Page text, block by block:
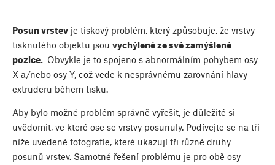
Posun vrstev je tiskový problém, který způsobuje, že vrstvy
tisknutého objektu jsou vychýlené ze své zamýšlené
pozice. Obvykle je to spojeno s abnormálním pohybem osy
X a/nebo osy Y, což vede k nesprávnému zarovnání hlavy
extruderu během tisku.
Aby bylo možné problém správně vyřešit, je důležité si
uvědomit, ve které ose se vrstvy posunuly. Podívejte se na tři
níže uvedené fotografie, které ukazují tři různé druhy
posunů vrstev. Samotné řešení problému je pro obě osy